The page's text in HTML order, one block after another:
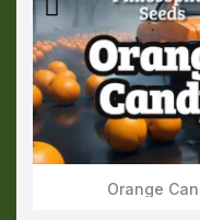
Aperçu
Orange